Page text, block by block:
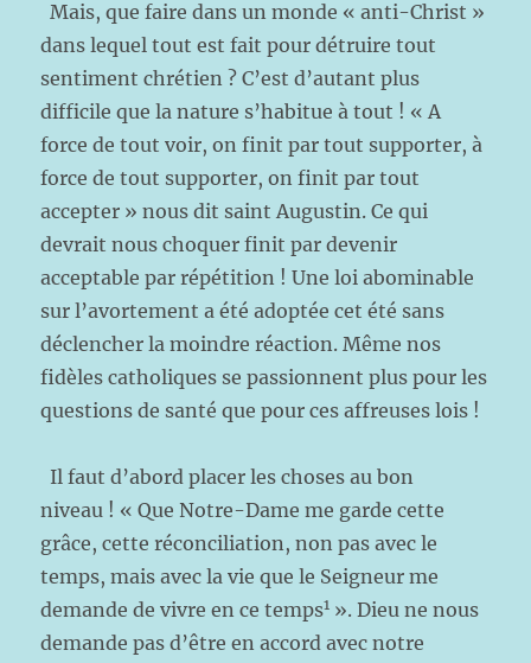
Mais, que faire dans un monde « anti-Christ »
dans lequel tout est fait pour détruire tout
sentiment chrétien ? C’est d’autant plus
difficile que la nature s’habitue à tout ! « A
force de tout voir, on finit par tout supporter, à
force de tout supporter, on finit par tout
accepter » nous dit saint Augustin. Ce qui
devrait nous choquer finit par devenir
acceptable par répétition ! Une loi abominable
sur l’avortement a été adoptée cet été sans
déclencher la moindre réaction. Même nos
fidèles catholiques se passionnent plus pour les
questions de santé que pour ces affreuses lois !
Il faut d’abord placer les choses au bon
niveau ! « Que Notre-Dame me garde cette
grâce, cette réconciliation, non pas avec le
temps, mais avec la vie que le Seigneur me
demande de vivre en ce temps1 ». Dieu ne nous
demande pas d’être en accord avec notre